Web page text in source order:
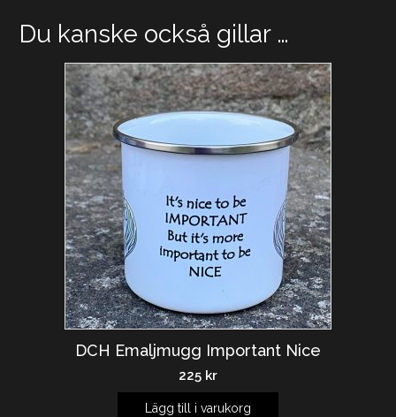
Du kanske också gillar …
DCH Emaljmugg Important Nice
225 kr
Lägg till i varukorg